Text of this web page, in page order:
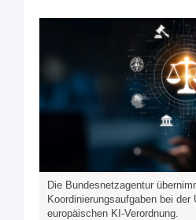
Die Bundesnetzagentur
Koordinierungsaufgaben bei der
europäischen KI-Verordnung.